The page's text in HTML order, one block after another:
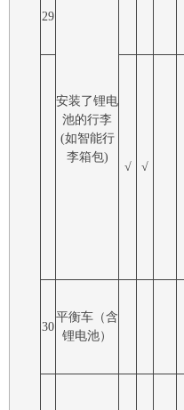
29
安装了锂电
池的行李
(如智能行
李箱包)
√ √
30
平衡车（含
锂电池）